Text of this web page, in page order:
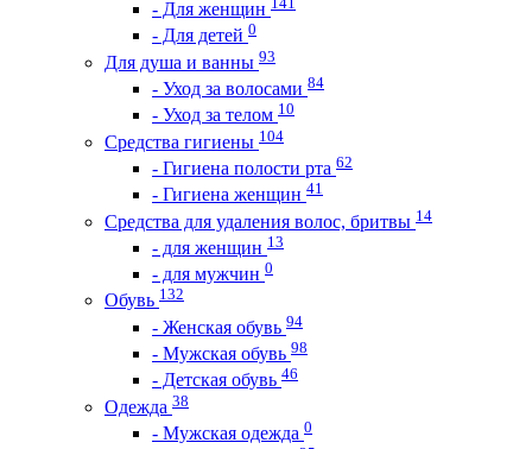
- Для женщин
- Для детей 0
Для душа и ванны 93
- Уход за волосами 84
- Уход за телом 10
Средства гигиены 104
- Гигиена полости рта 62
- Гигиена женщин 41
Средства для удаления волос, бритвы 14
- для женщин 13
- для мужчин 0
Обувь 132
- Женская обувь 94
- Мужская обувь 98
- Детская обувь 46
Одежда 38
- Мужская одежда 0